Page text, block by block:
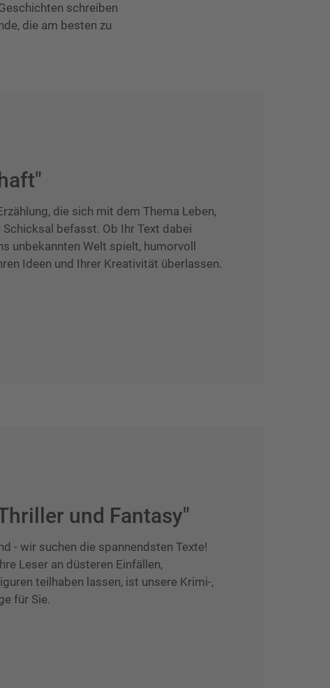
schreiben
die am besten zu
die sich mit dem Thema Leben,
befasst. Ob Ihr Text dabei
unbekannten Welt spielt, humorvoll
Ideen und Ihrer Kreativität überlassen.
und Fantasy"
- wir suchen die spannendsten Texte!
Leser an düsteren Einfällen,
teilhaben lassen, ist unsere Krimi-,
für Sie.